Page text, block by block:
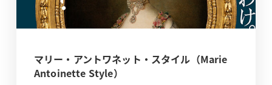
マリー・アントワネット・スタイル（Marie
Antoinette Style）